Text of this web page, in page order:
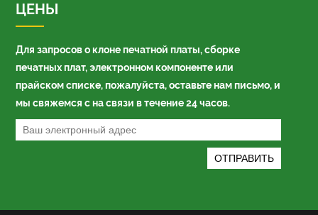
ЦЕНЫ
Для запросов о клоне печатной платы, сборке
печатных плат, электронном компоненте или
прайском списке, пожалуйста, оставьте нам письмо, и
мы свяжемся с на связи в течение 24 часов.